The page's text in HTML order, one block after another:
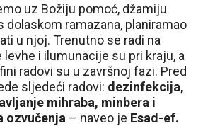
uz Božiju pomoć, džamiju
ramazana, planiramao
u njoj. Trenutno se radi na
i ilumunacije su pri kraju, a
radovi su u završnoj fazi. Pred
sljedeći radovi: dezinfekcija,
mihraba, minbera i
ozvučenja – naveo je Esad-ef.